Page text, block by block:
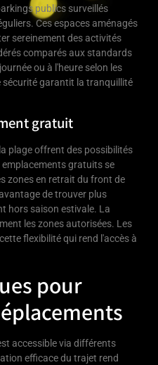
publics surveillés
Ces espaces aménagés
sereinement des activités
comparés aux standards
ou à l'heure selon les
sécurité garantit la tranquillité
gratuit
plage offrent des possibilités
gratuits se
zones en retrait du front de
de trouver plus
hors saison estivale. La
les zones autorisées. Les
flexibilité qui rend l'accès à
pour
accessible via différents
efficace du trajet rend